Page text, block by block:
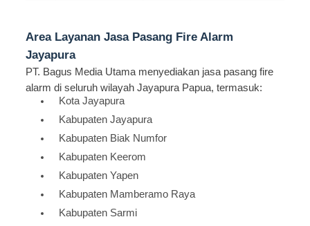
Area Layanan Jasa Pasang Fire Alarm
Jayapura
PT. Bagus Media Utama menyediakan jasa pasang fire
alarm di seluruh wilayah Jayapura Papua, termasuk:
Kota Jayapura
Kabupaten Jayapura
Kabupaten Biak Numfor
Kabupaten Keerom
Kabupaten Yapen
Kabupaten Mamberamo Raya
Kabupaten Sarmi